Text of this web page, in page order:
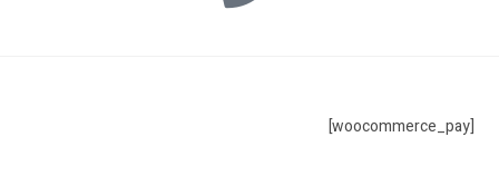
[woocommerce_pay]